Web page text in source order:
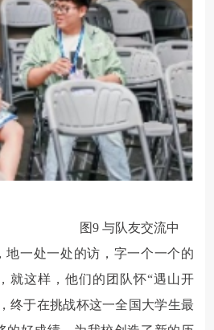
传片 图9与队友交流中
地一处一处的访，字一个一个的
就这样，他们的团队怀“遇山开
终于在挑战杯这一全国大学生最